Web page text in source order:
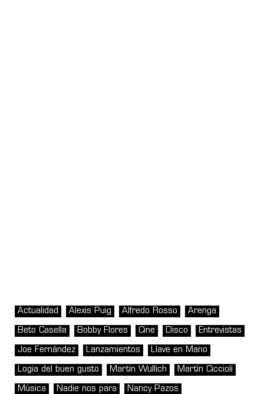
Actualidad Alexis Puig Alfredo Rosso Arenga
Beto Casella Bobby Flores Cine Disco Entrevistas
Joe Fernández Lanzamientos Llave en Mano
Logia del buen gusto Martin Wullich Martín Ciccioli
Música Nadie nos para Nancy Pazos